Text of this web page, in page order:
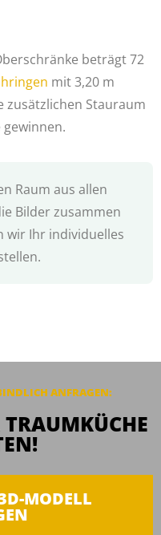
beträgt 72
mit 3,20 m
zusätzlichen Stauraum
Raum aus allen
Bilder zusammen
wir Ihr individuelles
ANFRAGEN:
MODELL